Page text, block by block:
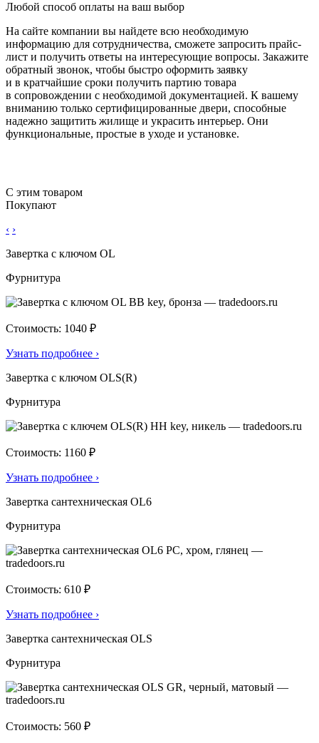
Любой способ оплаты на ваш выбор
На сайте компании вы найдете всю необходимую
информацию для сотрудничества, сможете запросить прайс-
лист и получить ответы на интересующие вопросы. Закажите
обратный звонок, чтобы быстро оформить заявку
и в кратчайшие сроки получить партию товара
в сопровождении с необходимой документацией. К вашему
вниманию только сертифицированные двери, способные
надежно защитить жилище и украсить интерьер. Они
функциональные, простые в уходе и установке.
С этим товаром
Покупают
‹ ›
Завертка с ключом OL
Фурнитура
Стоимость: 1040 ₽
Узнать подробнее ›
Завертка с ключом OLS(R)
Фурнитура
Стоимость: 1160 ₽
Узнать подробнее ›
Завертка сантехническая OL6
Фурнитура
Стоимость: 610 ₽
Узнать подробнее ›
Завертка сантехническая OLS
Фурнитура
Стоимость: 560 ₽